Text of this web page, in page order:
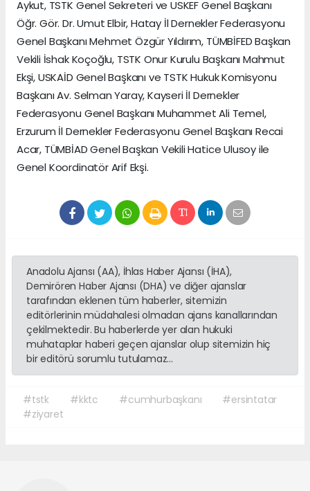
Aykut, TSTK Genel Sekreteri ve USKEF Genel Başkanı
Öğr. Gör. Dr. Umut Elbir, Hatay İl Dernekler Federasyonu
Genel Başkanı Mehmet Özgür Yıldırım, TÜMBİFED Başkan
Vekili İshak Koçoğlu, TSTK Onur Kurulu Başkanı Mahmut
Ekşi, USKAİD Genel Başkanı ve TSTK Hukuk Komisyonu
Başkanı Av. Selman Yaray, Kayseri İl Dernekler
Federasyonu Genel Başkanı Muhammet Ali Temel,
Erzurum İl Dernekler Federasyonu Genel Başkanı Recai
Acar, TÜMBİAD Genel Başkan Vekili Hatice Ulusoy ile
Genel Koordinatör Arif Ekşi.
Anadolu Ajansı (AA), İhlas Haber Ajansı (İHA),
Demirören Haber Ajansı (DHA) ve diğer ajanslar
tarafından eklenen tüm haberler, sitemizin
editörlerinin müdahalesi olmadan ajans kanallarından
çekilmektedir. Bu haberlerde yer alan hukuki
muhataplar haberi geçen ajanslar olup sitemizin hiç
bir editörü sorumlu tutulamaz...
#tstk #kktc #cumhurbaşkanı
#ersintatar
#ziyaret